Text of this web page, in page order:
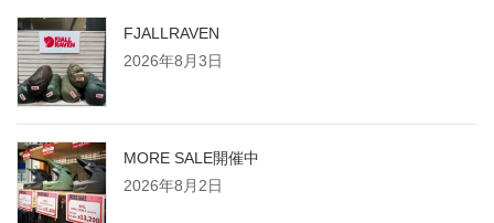
FJALLRAVEN
2026年8月3日
MORE SALE開催中
2026年8月2日